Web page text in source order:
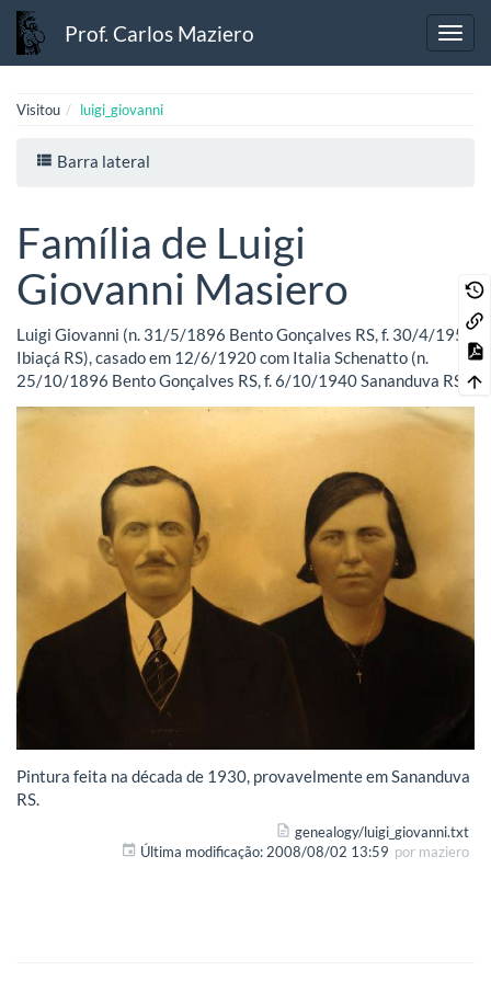
Prof. Carlos Maziero
Visitou luigi_giovanni
Barra lateral
Família de Luigi
Giovanni Masiero
Luigi Giovanni (n. 31/5/1896 Bento Gonçalves RS, f. 30/4/1958
Ibiaçá RS), casado em 12/6/1920 com Italia Schenatto (n.
25/10/1896 Bento Gonçalves RS, f. 6/10/1940 Sananduva RS)
Pintura feita na década de 1930, provavelmente em Sananduva
RS.
genealogy/luigi_giovanni.txt
Última modificação:2008/08/02 13:59 por maziero